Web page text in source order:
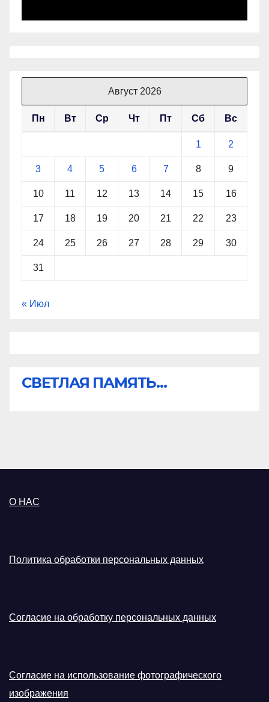
Август 2026
Пн Вт Ср Чт Пт Сб Вс
1 2
3 4 5 6 7 8 9
10 11 12 13 14 15 16
17 18 19 20 21 22 23
24 25 26 27 28 29 30
31
« Июл
СВЕТЛАЯ ПАМЯТЬ...
О НАС
Политика обработки персональных данных
Согласие на обработку персональных данных
Согласие на использование фотографического
изображения